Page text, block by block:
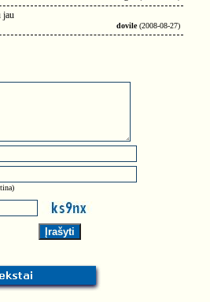
jau
dovile(2008-08-27)